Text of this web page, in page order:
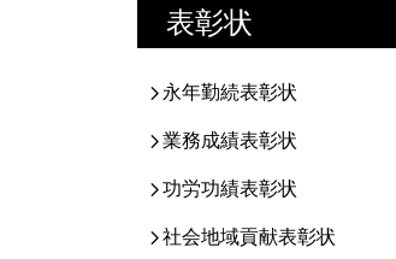
表彰状
永年勤続表彰状
業務成績表彰状
功労功績表彰状
社会地域貢献表彰状